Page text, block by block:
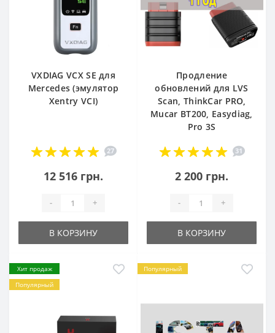
VXDIAG VCX SE для
Mercedes (эмулятор
Xentry VCI)
27
12 516 грн.
- +
В КОРЗИНУ
Продление
обновлений для LVS
Scan, ThinkCar PRO,
Mucar BT200, Easydiag,
Pro 3S
31
2 200 грн.
- +
В КОРЗИНУ
Хит продаж
Популярный
Популярный